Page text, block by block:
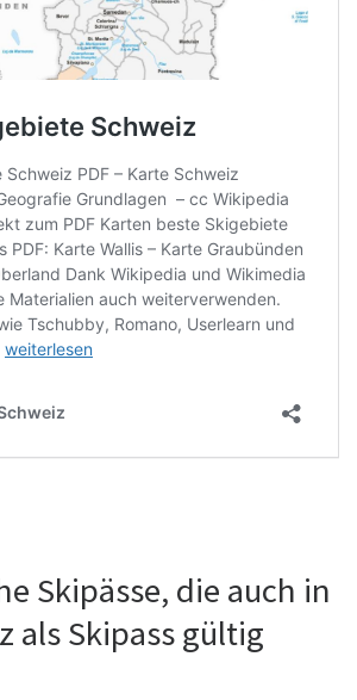
Skipässe, die auch in
als Skipass gültig